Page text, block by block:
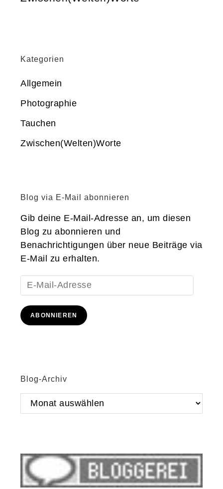
Kategorien
Allgemein
Photographie
Tauchen
Zwischen(Welten)Worte
Blog via E-Mail abonnieren
Gib deine E-Mail-Adresse an, um diesen
Blog zu abonnieren und
Benachrichtigungen über neue Beiträge via
E-Mail zu erhalten.
E-
Mail-
Adresse
ABONNIEREN
Blog-Archiv
Blog-
Archiv